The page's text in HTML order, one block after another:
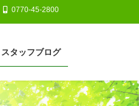
0770-45-2800
スタッフブログ